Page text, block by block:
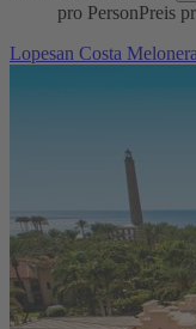
pro PersonPreis
Lopesan Costa